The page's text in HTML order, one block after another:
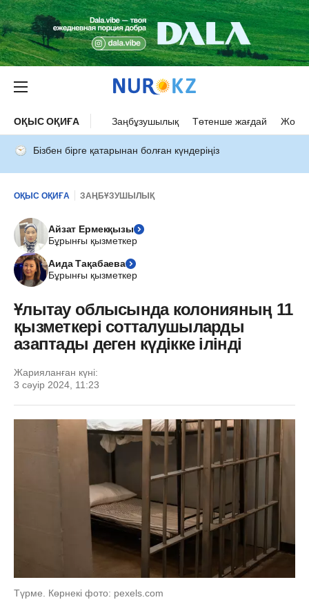
ОҚЫС ОҚИҒА Заңбұзушылық Төтенше жағдай Жол
Бізбен бірге қатарынан болған күндеріңіз
ОҚЫС ОҚИҒА ЗАҢБҰЗУШЫЛЫҚ
Айзат Ермекқызы
Бұрынғы қызметкер
Аида Тақабаева
Бұрынғы қызметкер
Ұлытау облысында колонияның 11
қызметкері сотталушыларды
азаптады деген күдікке ілінді
Жарияланған күні:
3 сәуір 2024, 11:23
Түрме. Көрнекі фото: pexels.com